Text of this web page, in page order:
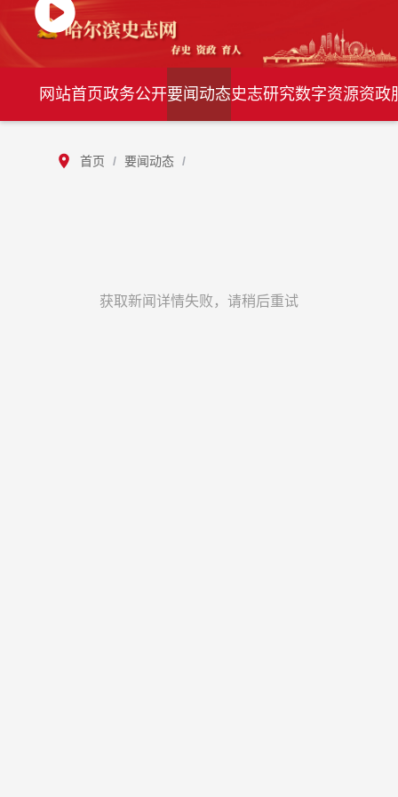
网站首页政务公开要闻动态史志研究数字资源资政
首页 / 要闻动态 /
获取新闻详情失败，请稍后重试